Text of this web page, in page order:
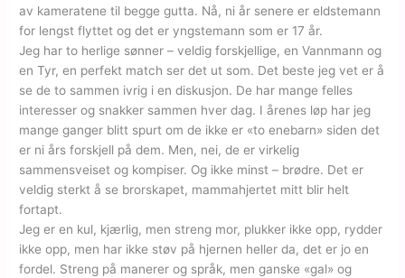
av kameratene til begge gutta. Nå, ni år senere er eldstemann
for lengst flyttet og det er yngstemann som er 17 år.
Jeg har to herlige sønner – veldig forskjellige, en Vannmann og
en Tyr, en perfekt match ser det ut som. Det beste jeg vet er å
se de to sammen ivrig i en diskusjon. De har mange felles
interesser og snakker sammen hver dag. I årenes løp har jeg
mange ganger blitt spurt om de ikke er «to enebarn» siden det
er ni års forskjell på dem. Men, nei, de er virkelig
sammensveiset og kompiser. Og ikke minst – brødre. Det er
veldig sterkt å se brorskapet, mammahjertet mitt blir helt
fortapt.
Jeg er en kul, kjærlig, men streng mor, plukker ikke opp, rydder
ikke opp, men har ikke støv på hjernen heller da, det er jo en
fordel. Streng på manerer og språk, men ganske «gal» og